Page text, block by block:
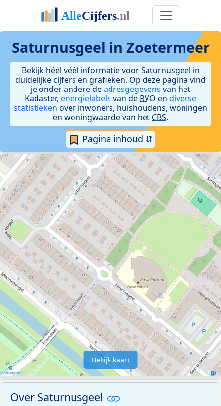
Saturnusgeel in Zoetermeer
Bekijk héél véél informatie voor Saturnusgeel in
duidelijke cijfers en grafieken. Op deze pagina vind
je onder andere deadresgegevens van het
Kadaster, energielabels van de RVO en diverse
statistieken over inwoners, huishoudens, woningen
en woningwaarde van het CBS.
Pagina inhoud ⇵
Bekijk kaart
Over Saturnusgeel